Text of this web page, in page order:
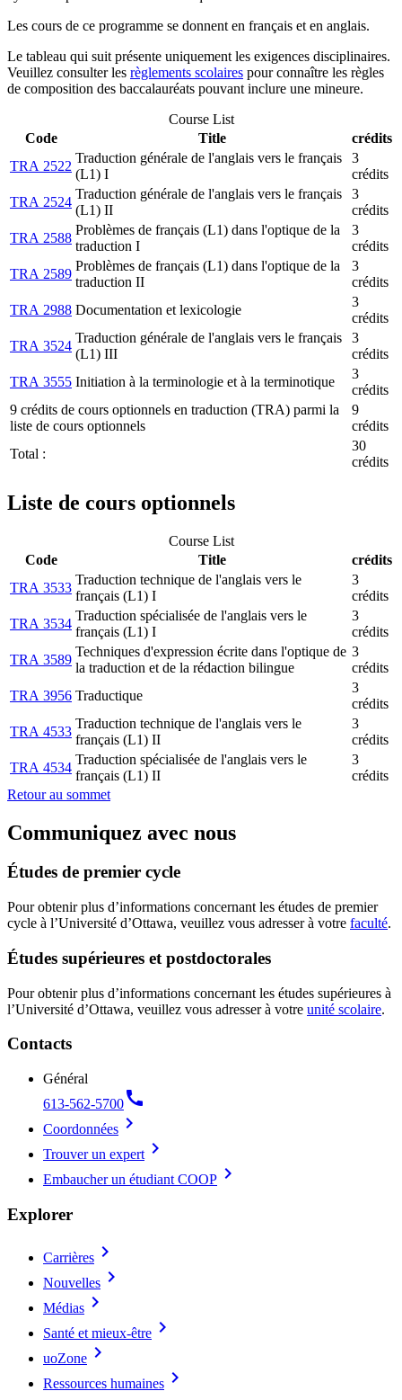
Les cours de ce programme se donnent en français et en anglais.
Le tableau qui suit présente uniquement les exigences disciplinaires.
Veuillez consulter les règlements scolaires pour connaître les règles
de composition des baccalauréats pouvant inclure une mineure.
Course List
Code
Title
crédits
TRA 2522
Traduction générale de l'anglais vers le français
(L1) I
3
crédits
TRA 2524
Traduction générale de l'anglais vers le français
(L1) II
3
crédits
TRA 2588
Problèmes de français (L1) dans l'optique de la
traduction I
3
crédits
TRA 2589
Problèmes de français (L1) dans l'optique de la
traduction II
3
crédits
TRA 2988 Documentation et lexicologie
3
crédits
TRA 3524
Traduction générale de l'anglais vers le français
(L1) III
3
crédits
TRA 3555 Initiation à la terminologie et à la terminotique
3
crédits
9 crédits de cours optionnels en traduction (TRA) parmi la
liste de cours optionnels
9
crédits
Total :
30
crédits
Liste de cours optionnels
Course List
Code
Title
crédits
TRA 3533
Traduction technique de l'anglais vers le
français (L1) I
3
crédits
TRA 3534
Traduction spécialisée de l'anglais vers le
français (L1) I
3
crédits
TRA 3589
Techniques d'expression écrite dans l'optique de
la traduction et de la rédaction bilingue
3
crédits
TRA 3956 Traductique
3
crédits
TRA 4533
Traduction technique de l'anglais vers le
français (L1) II
3
crédits
TRA 4534
Traduction spécialisée de l'anglais vers le
français (L1) II
3
crédits
Retour au sommet
Communiquez avec nous
Études de premier cycle
Pour obtenir plus d’informations concernant les études de premier
cycle à l’Université d’Ottawa, veuillez vous adresser à votre faculté.
Études supérieures et postdoctorales
Pour obtenir plus d’informations concernant les études supérieures à
l’Université d’Ottawa, veuillez vous adresser à votre unité scolaire.
Contacts
Général
613-562-5700call
Coordonnées chevron_right
Trouver un expert chevron_right
Embaucher un étudiant COOP chevron_right
Explorer
Carrières chevron_right
Nouvelles chevron_right
Médias chevron_right
Santé et mieux-être chevron_right
uoZone chevron_right
Ressources humaines chevron_right